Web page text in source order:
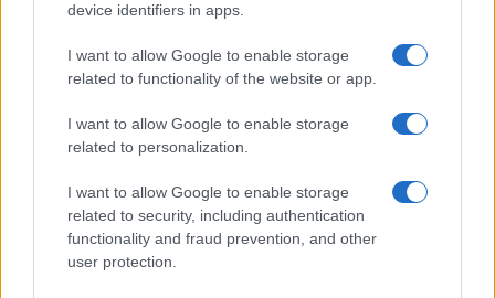
device identifiers in apps.
I want to allow Google to enable storage
related to functionality of the website or app.
I want to allow Google to enable storage
related to personalization.
I want to allow Google to enable storage
related to security, including authentication
functionality and fraud prevention, and other
user protection.